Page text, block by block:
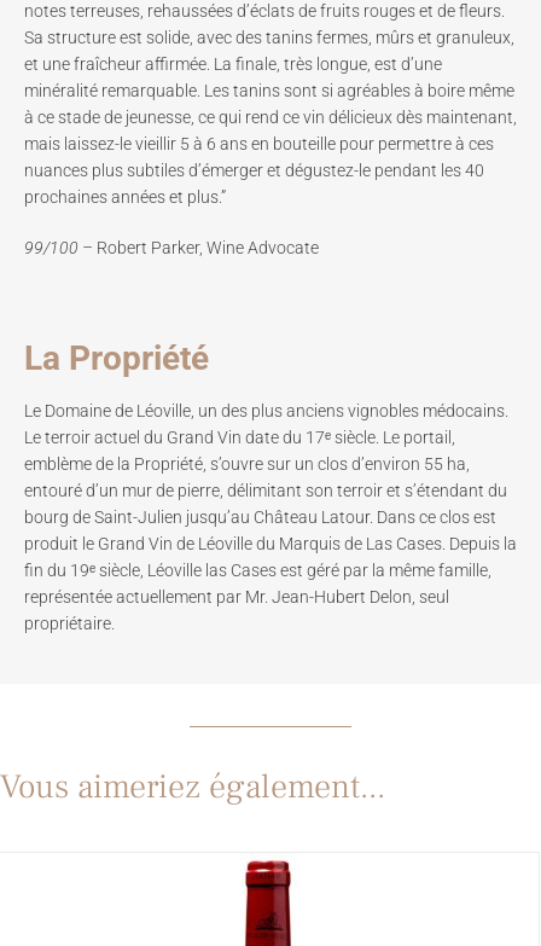
notes terreuses, rehaussées d’éclats de fruits rouges et de fleurs.
Sa structure est solide, avec des tanins fermes, mûrs et granuleux,
et une fraîcheur affirmée. La finale, très longue, est d’une
minéralité remarquable. Les tanins sont si agréables à boire même
à ce stade de jeunesse, ce qui rend ce vin délicieux dès maintenant,
mais laissez-le vieillir 5 à 6 ans en bouteille pour permettre à ces
nuances plus subtiles d’émerger et dégustez-le pendant les 40
prochaines années et plus.”
99/100 – Robert Parker, Wine Advocate
La Propriété
Le Domaine de Léoville, un des plus anciens vignobles médocains.
Le terroir actuel du Grand Vin date du 17ᵉ siècle. Le portail,
emblème de la Propriété, s’ouvre sur un clos d’environ 55 ha,
entouré d’un mur de pierre, délimitant son terroir et s’étendant du
bourg de Saint-Julien jusqu’au Château Latour. Dans ce clos est
produit le Grand Vin de Léoville du Marquis de Las Cases. Depuis la
fin du 19ᵉ siècle, Léoville las Cases est géré par la même famille,
représentée actuellement par Mr. Jean-Hubert Delon, seul
propriétaire.
Vous aimeriez également...